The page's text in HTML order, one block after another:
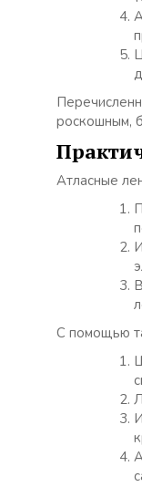
роскошным,
Атласные
С помощью